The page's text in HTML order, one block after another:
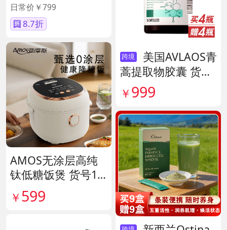
日常价￥799
8.7折
AMOS无涂层高纯
钛低糖饭煲 货号14
1641
￥ 599
跨境
美国AVLAOS青
蒿提取物胶囊 货号
140567
￥ 999